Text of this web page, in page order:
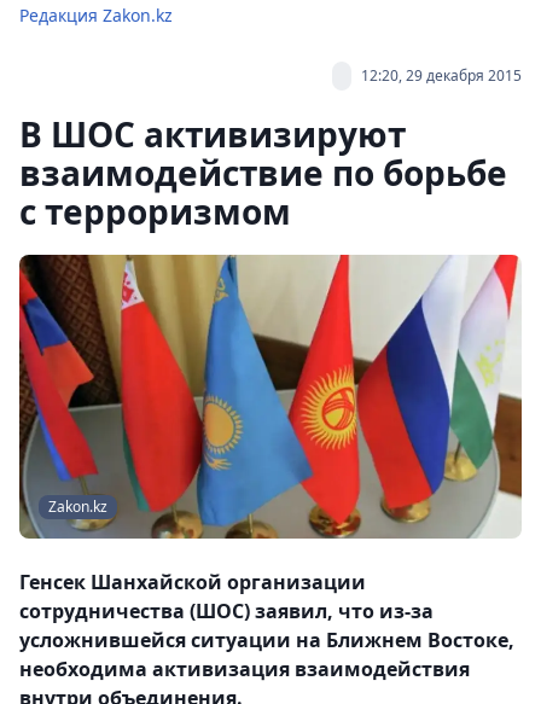
Редакция Zakon.kz
12:20, 29 декабря 2015
В ШОС активизируют
взаимодействие по борьбе
с терроризмом
Zakon.kz
Генсек Шанхайской организации
сотрудничества (ШОС) заявил, что из-за
усложнившейся ситуации на Ближнем Востоке,
необходима активизация взаимодействия
внутри объединения.